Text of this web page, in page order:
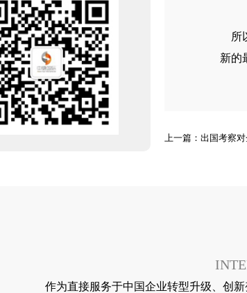
所
新的
上一篇： 出国考察
作为直接服务于中国企业转型升级、创